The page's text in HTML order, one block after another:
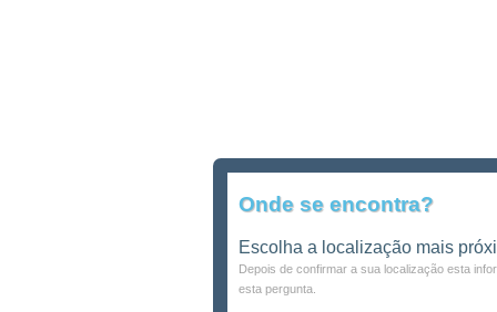
Onde se encontra?
Escolha a localização mais
Depois de confirmar a sua localização esta
esta pergunta.